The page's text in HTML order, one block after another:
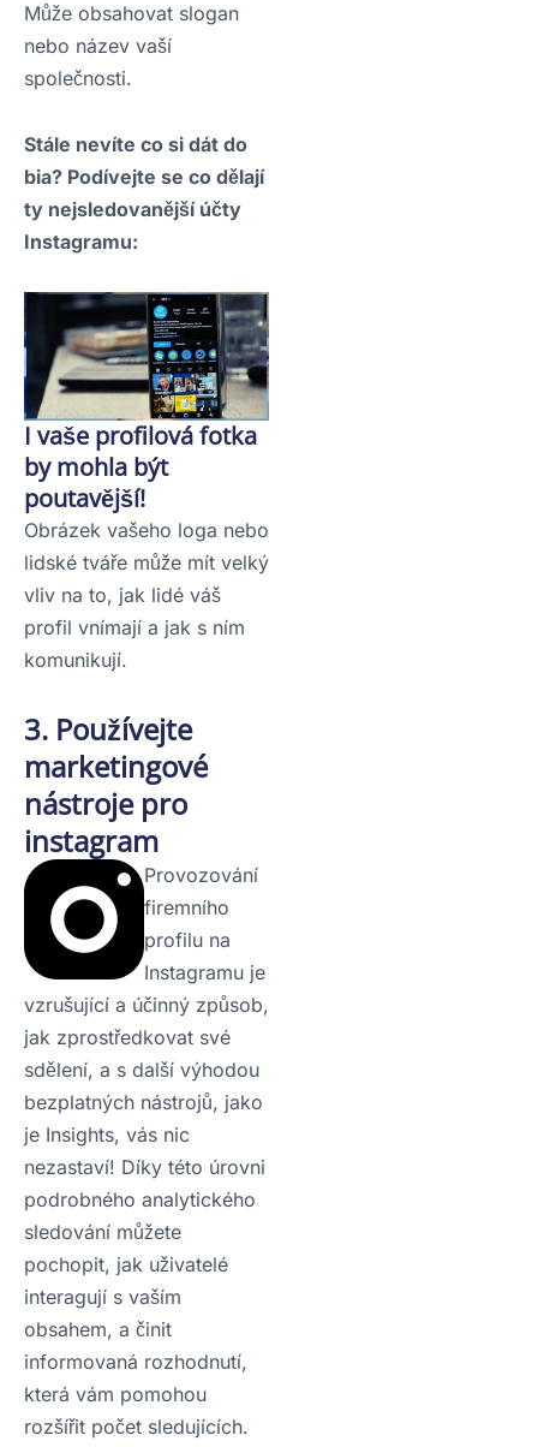
Může obsahovat slogan
nebo název vaší
společnosti.
Stále nevíte co si dát do
bia? Podívejte se co dělají
ty nejsledovanější účty
Instagramu:
I vaše profilová fotka
by mohla být
poutavější!
Obrázek vašeho loga nebo
lidské tváře může mít velký
vliv na to, jak lidé váš
profil vnímají a jak s ním
komunikují.
3. Používejte
marketingové
nástroje pro
instagram
Provozování
firemního
profilu na
Instagramu je
vzrušující a účinný způsob,
jak zprostředkovat své
sdělení, a s další výhodou
bezplatných nástrojů, jako
je Insights, vás nic
nezastaví! Díky této úrovni
podrobného analytického
sledování můžete
pochopit, jak uživatelé
interagují s vaším
obsahem, a činit
informovaná rozhodnutí,
která vám pomohou
rozšířit počet sledujících.